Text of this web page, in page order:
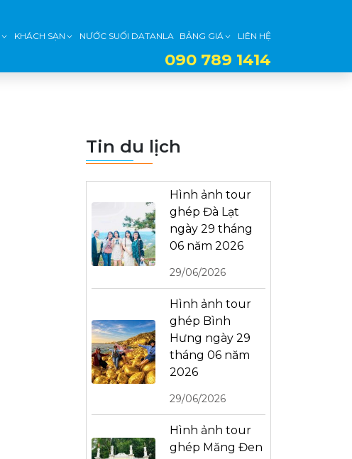
KHÁCH SẠN NƯỚC SUỐI DATANLA BẢNG GIÁ LIÊN HỆ
090 789 1414
Tin du lịch
Hình ảnh tour
ghép Đà Lạt
ngày 29 tháng
06 năm 2026
29/06/2026
Hình ảnh tour
ghép Bình
Hưng ngày 29
tháng 06 năm
2026
29/06/2026
Hình ảnh tour
ghép Măng Đen